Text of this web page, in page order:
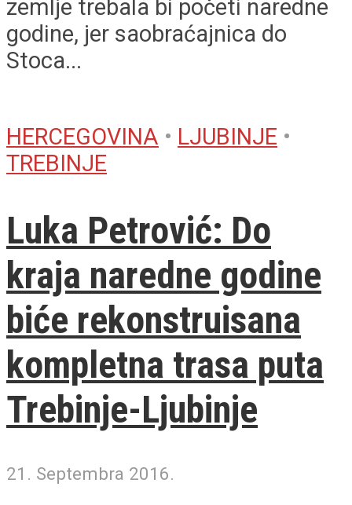
zemlje trebala bi početi naredne
godine, jer saobraćajnica do
Stoca...
HERCEGOVINA • LJUBINJE •
TREBINJE
Luka Petrović: Do
kraja naredne godine
biće rekonstruisana
kompletna trasa puta
Trebinje-Ljubinje
21. Septembra 2016.